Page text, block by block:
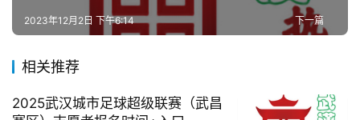
下一篇
2023年12月2日 下午6:14
相关推荐
2025武汉城市足球超级联赛（武昌